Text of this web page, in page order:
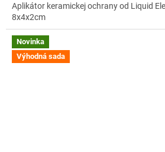
Aplikátor keramickej ochrany od Liquid
8x4x2cm
Novinka
Výhodná sada